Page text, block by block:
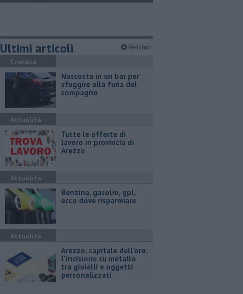
Ultimi articoli Vedi tutti
Cronaca
Nascosta in un bar per
sfuggire alla furia del
compagno
Attualità
​Tutte le offerte di
lavoro in provincia di
Arezzo
Attualità
​Benzina, gasolio, gpl,
ecco dove risparmiare
Attualità
Arezzo, capitale dell’oro:
l’incisione su metallo
tra gioielli e oggetti
personalizzati